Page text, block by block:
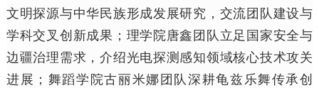
文明探源与中华民族形成发展研究，交流团队建设与
学科交叉创新成果；理学院唐鑫团队立足国家安全与
边疆治理需求，介绍光电探测感知领域核心技术攻关
进展；舞蹈学院古丽米娜团队深耕龟兹乐舞传承创